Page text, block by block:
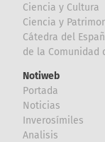
Ciencia y Cultura
Ciencia y
Cátedra del
de la Comunidad
Notiweb
Portada
Noticias
Inverosímiles
Analisis